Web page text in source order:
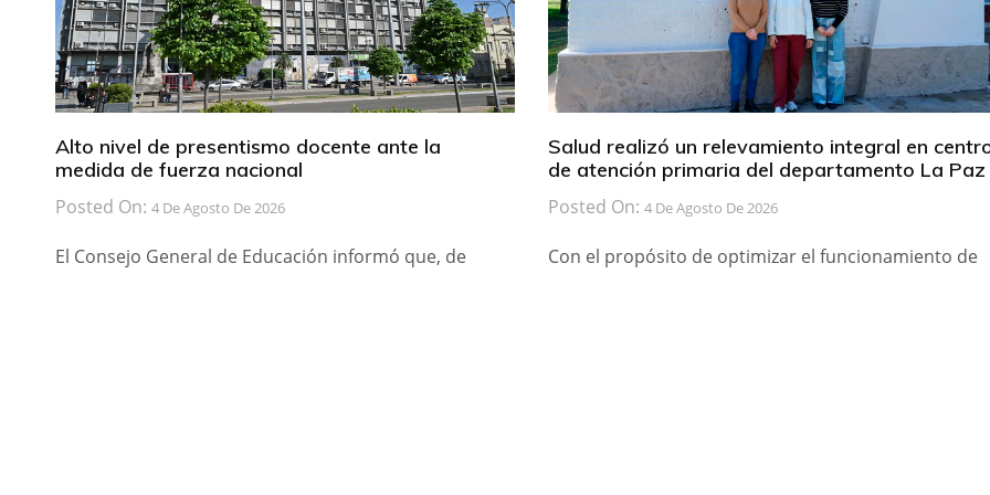
Alto nivel de presentismo docente ante la
medida de fuerza nacional
Posted On: 4 De Agosto De 2026
El Consejo General de Educación informó que, de
Salud realizó un relevamiento integral en
de atención primaria del departamento La Paz
Posted On: 4 De Agosto De 2026
Con el propósito de optimizar el funcionamiento de